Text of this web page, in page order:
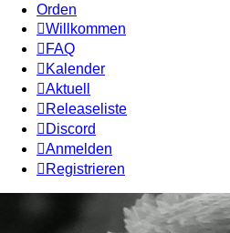
Orden
Willkommen
FAQ
Kalender
Aktuell
Releaseliste
Discord
Anmelden
Registrieren